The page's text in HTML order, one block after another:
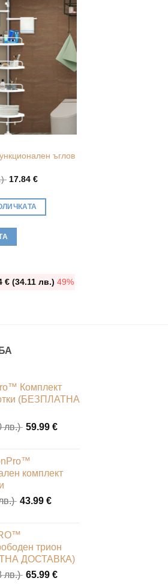
ъглов
Original
35.28 €
(69.00
17.84€
€(34.11 лв.) 49%
Комплект
(БЕЗПЛАТНА
лв.) Original
120.00 €
(234.70
59.99 €
€
комплект
Original
88.00 €
(172.11
лв.).
43.99 €
трион
ДОСТАВКА)
лв.) Original
65.99 €